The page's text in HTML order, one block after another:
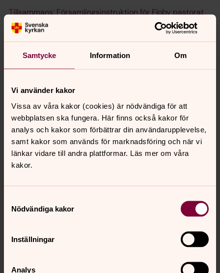
Samtycke Information Om
Vi använder kakor
Vissa av våra kakor (cookies) är nödvändiga för att
webbplatsen ska fungera. Här finns också kakor för
analys och kakor som förbättrar din användarupplevelse,
samt kakor som används för marknadsföring och när vi
länkar vidare till andra plattformar. Läs mer om våra
kakor.
Nödvändiga kakor
Inställningar
Analys
Tillsammans: Församlingsinstruktion för Floby pastorat
Senast ändrad 4 maj 2023
Synpunkter eller frågor på sidans
Dela
Tillbaka till toppen
Tillbaka till innehållet
Kontakt